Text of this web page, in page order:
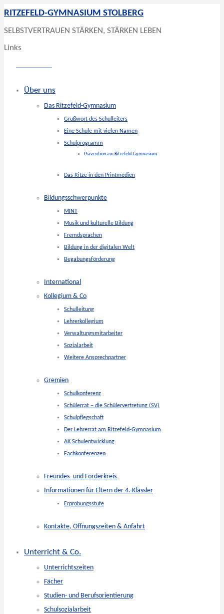
RITZEFELD-GYMNASIUM STOLBERG
SELBSTVERTRAUEN STÄRKEN, STÄRKEN LEBEN
Links
Über uns
Das Ritzefeld-Gymnasium
Grußwort des Schulleiters
Eine Schule mit vielen Namen
Schulprogramm
Prävention am Ritzefeld-Gymnasium
Das Ritze in den Printmedien
Bildungsschwerpunkte
MINT
Musik und kulturelle Bildung
Fremdsprachen
Bildung in der digitalen Welt
Begabungsförderung
International
Kollegium & Co
Schulleitung
Lehrerkollegium
Verwaltungsmitarbeiter
Sozialarbeit
Weitere Ansprechpartner
Gremien
Schulkonferenz
Schülerrat – die Schülervertretung (SV)
Schulpflegschaft
Der Lehrerrat am Ritzefeld-Gymnasium
AK Schulentwicklung
Fachkonferenzen
Freundes- und Förderkreis
Informationen für Eltern der 4.-Klässler
Erprobungsstufe
Kontakte, Öffnungszeiten & Anfahrt
Unterricht & Co.
Unterrichtszeiten
Fächer
Studien- und Berufsorientierung
Schulsozialarbeit